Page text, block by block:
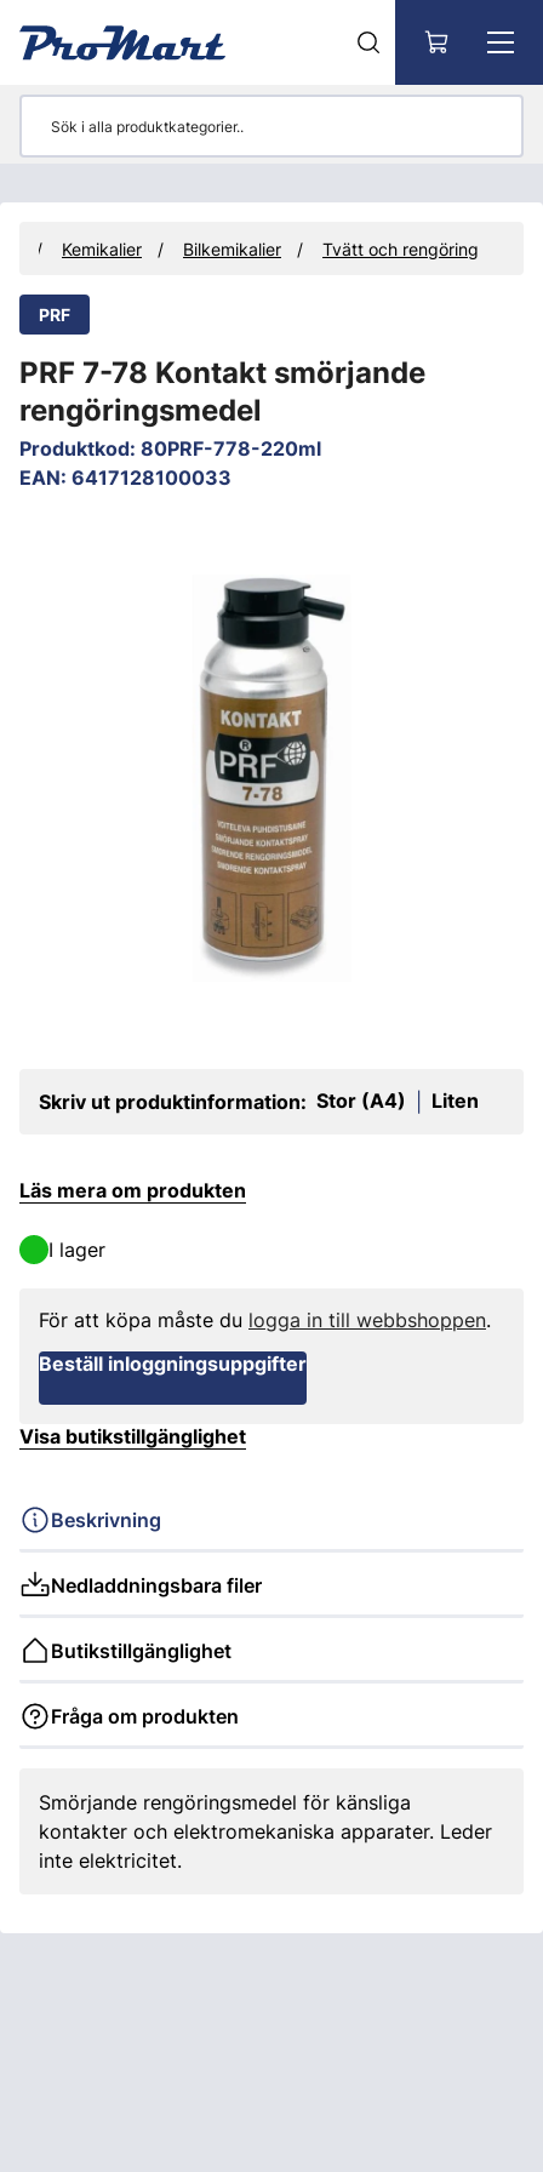
Kemikalier Bilkemikalier Tvätt och rengöring
PRF
PRF 7-78 Kontakt smörjande
rengöringsmedel
Produktkod: 80PRF-778-220ml
EAN: 6417128100033
Skriv ut produktinformation: Stor (A4) Liten
Läs mera om produkten
I lager
För att köpa måste du logga in till webbshoppen.
Beställ inloggningsuppgifter
Visa butikstillgänglighet
Beskrivning
Nedladdningsbara filer
Butikstillgänglighet
Fråga om produkten
Smörjande rengöringsmedel för känsliga
kontakter och elektrome­kaniska apparater. Leder
inte elektricitet.